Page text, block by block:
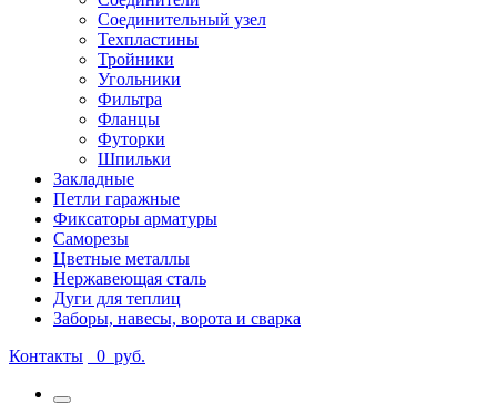
Соединительный узел
Техпластины
Тройники
Угольники
Фильтра
Фланцы
Футорки
Шпильки
Закладные
Петли гаражные
Фиксаторы арматуры
Саморезы
Цветные металлы
Нержавеющая сталь
Дуги для теплиц
Заборы, навесы, ворота и сварка
Контакты
0 руб.